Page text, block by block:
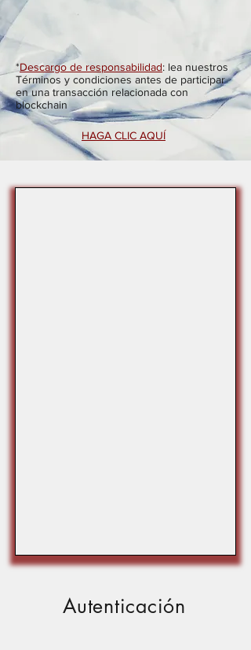
*Descargo de responsabilidad: lea nuestros
Términos y condiciones antes de participar
en una transacción relacionada con
blockchain
HAGA CLIC AQUÍ
Autenticación